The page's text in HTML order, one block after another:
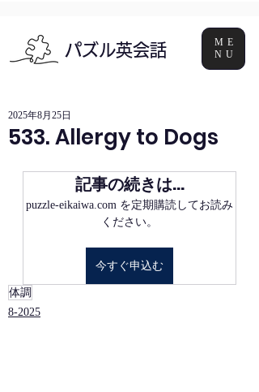
パズル英会話
ME
NU
533. Allergy to Dogs
2025年8月25日
記事の続きは…
puzzle-eikaiwa.com を定期購読してお読み
ください。
今すぐ申込む
体調
8-2025